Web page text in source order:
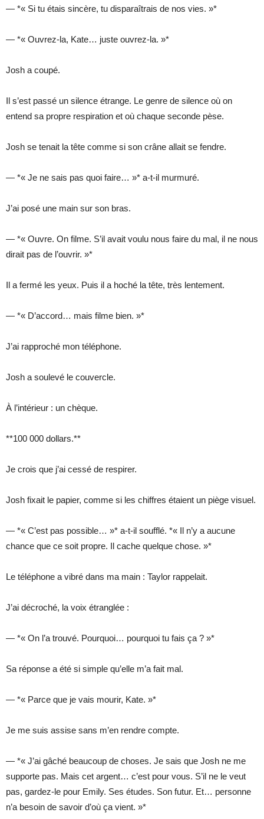
— *« Si tu étais sincère, tu disparaîtrais de nos vies. »*
— *« Ouvrez-la, Kate… juste ouvrez-la. »*
Josh a coupé.
Il s’est passé un silence étrange. Le genre de silence où on
entend sa propre respiration et où chaque seconde pèse.
Josh se tenait la tête comme si son crâne allait se fendre.
— *« Je ne sais pas quoi faire… »* a-t-il murmuré.
J’ai posé une main sur son bras.
— *« Ouvre. On filme. S’il avait voulu nous faire du mal, il ne nous
dirait pas de l’ouvrir. »*
Il a fermé les yeux. Puis il a hoché la tête, très lentement.
— *« D’accord… mais filme bien. »*
J’ai rapproché mon téléphone.
Josh a soulevé le couvercle.
À l’intérieur : un chèque.
**100 000 dollars.**
Je crois que j’ai cessé de respirer.
Josh fixait le papier, comme si les chiffres étaient un piège visuel.
— *« C’est pas possible… »* a-t-il soufflé. *« Il n’y a aucune
chance que ce soit propre. Il cache quelque chose. »*
Le téléphone a vibré dans ma main : Taylor rappelait.
J’ai décroché, la voix étranglée :
— *« On l’a trouvé. Pourquoi… pourquoi tu fais ça ? »*
Sa réponse a été si simple qu’elle m’a fait mal.
— *« Parce que je vais mourir, Kate. »*
Je me suis assise sans m’en rendre compte.
— *« J’ai gâché beaucoup de choses. Je sais que Josh ne me
supporte pas. Mais cet argent… c’est pour vous. S’il ne le veut
pas, gardez-le pour Emily. Ses études. Son futur. Et… personne
n’a besoin de savoir d’où ça vient. »*